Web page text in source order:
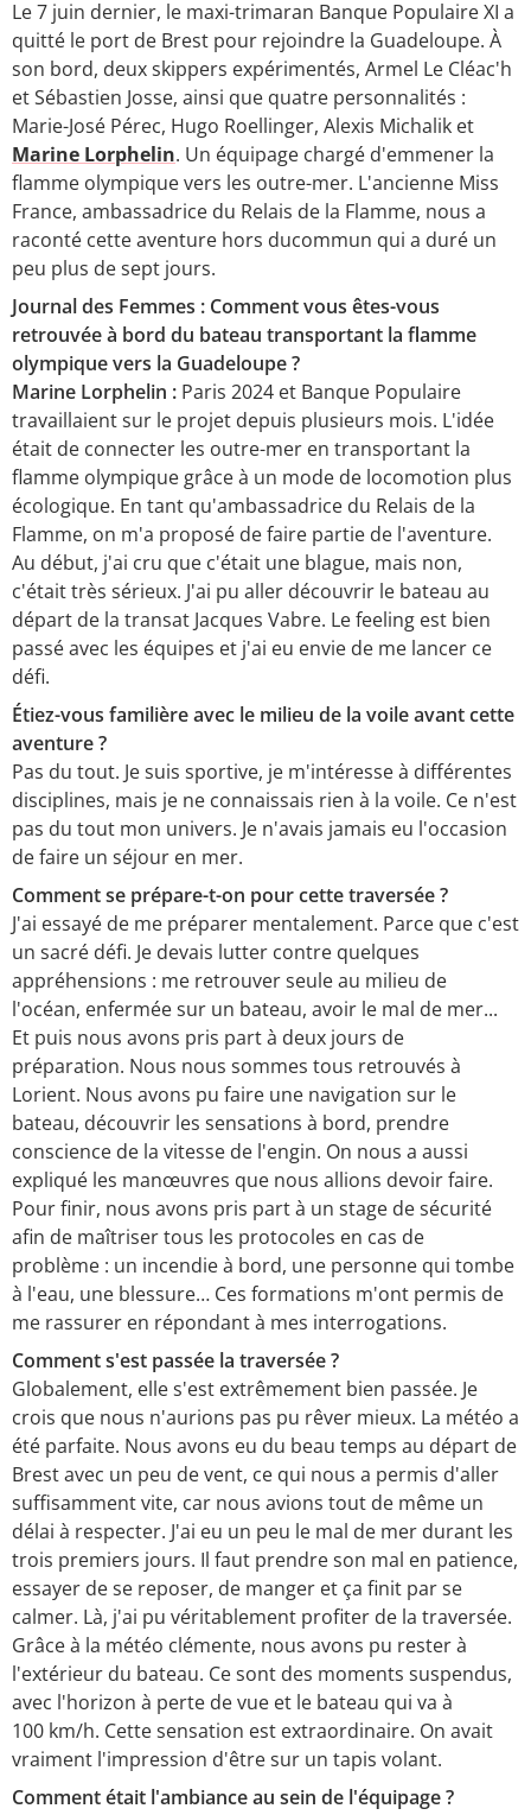
Le 7 juin dernier, le maxi-trimaran Banque Populaire XI a
quitté le port de Brest pour rejoindre la Guadeloupe. À
son bord, deux skippers expérimentés, Armel Le Cléac'h
et Sébastien Josse, ainsi que quatre personnalités :
Marie-José Pérec, Hugo Roellinger, Alexis Michalik et
Marine Lorphelin. Un équipage chargé d'emmener la
flamme olympique vers les outre-mer. L'ancienne Miss
France, ambassadrice du Relais de la Flamme, nous a
raconté cette aventure hors ducommun qui a duré un
peu plus de sept jours.
Journal des Femmes : Comment vous êtes-vous
retrouvée à bord du bateau transportant la flamme
olympique vers la Guadeloupe ?
Marine Lorphelin : Paris 2024 et Banque Populaire
travaillaient sur le projet depuis plusieurs mois. L'idée
était de connecter les outre-mer en transportant la
flamme olympique grâce à un mode de locomotion plus
écologique. En tant qu'ambassadrice du Relais de la
Flamme, on m'a proposé de faire partie de l'aventure.
Au début, j'ai cru que c'était une blague, mais non,
c'était très sérieux. J'ai pu aller découvrir le bateau au
départ de la transat Jacques Vabre. Le feeling est bien
passé avec les équipes et j'ai eu envie de me lancer ce
défi.
Étiez-vous familière avec le milieu de la voile avant cette
aventure ?
Pas du tout. Je suis sportive, je m'intéresse à différentes
disciplines, mais je ne connaissais rien à la voile. Ce n'est
pas du tout mon univers. Je n'avais jamais eu l'occasion
de faire un séjour en mer.
Comment se prépare-t-on pour cette traversée ?
J'ai essayé de me préparer mentalement. Parce que c'est
un sacré défi. Je devais lutter contre quelques
appréhensions : me retrouver seule au milieu de
l'océan, enfermée sur un bateau, avoir le mal de mer...
Et puis nous avons pris part à deux jours de
préparation. Nous nous sommes tous retrouvés à
Lorient. Nous avons pu faire une navigation sur le
bateau, découvrir les sensations à bord, prendre
conscience de la vitesse de l'engin. On nous a aussi
expliqué les manœuvres que nous allions devoir faire.
Pour finir, nous avons pris part à un stage de sécurité
afin de maîtriser tous les protocoles en cas de
problème : un incendie à bord, une personne qui tombe
à l'eau, une blessure… Ces formations m'ont permis de
me rassurer en répondant à mes interrogations.
Comment s'est passée la traversée ?
Globalement, elle s'est extrêmement bien passée. Je
crois que nous n'aurions pas pu rêver mieux. La météo a
été parfaite. Nous avons eu du beau temps au départ de
Brest avec un peu de vent, ce qui nous a permis d'aller
suffisamment vite, car nous avions tout de même un
délai à respecter. J'ai eu un peu le mal de mer durant les
trois premiers jours. Il faut prendre son mal en patience,
essayer de se reposer, de manger et ça finit par se
calmer. Là, j'ai pu véritablement profiter de la traversée.
Grâce à la météo clémente, nous avons pu rester à
l'extérieur du bateau. Ce sont des moments suspendus,
avec l'horizon à perte de vue et le bateau qui va à
100 km/h. Cette sensation est extraordinaire. On avait
vraiment l'impression d'être sur un tapis volant.
Comment était l'ambiance au sein de l'équipage ?